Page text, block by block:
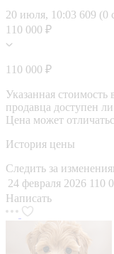
20 июля, 10:03 609 (0
110 000 ₽
110 000 ₽
Указанная
продавца доступен
Цена может
История цены
Следить за
24 февраля 2026 110
Написать